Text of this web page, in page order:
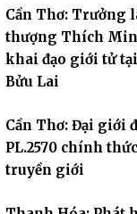
Cần Thơ: Trưởng
thượng Thích
khai đạo giới tử
Bửu Lai
Cần Thơ: Đại giới
PL.2570 chính
truyền giới